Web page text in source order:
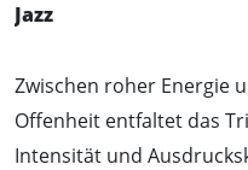
Jazz
Zwischen roher Energie
Offenheit entfaltet das
Intensität und